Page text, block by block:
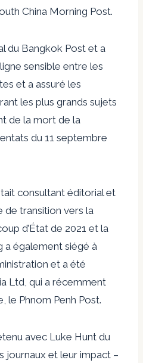
China Morning Post.
du Bangkok Post et a
sensible entre les
et a assuré les
les plus grands sujets
de la mort de la
du 11 septembre
consultant éditorial et
de transition vers la
d’État de 2021 et la
a également siégé à
et a été
Ltd, qui a récemment
le Phnom Penh Post.
avec Luke Hunt du
journaux et leur impact –